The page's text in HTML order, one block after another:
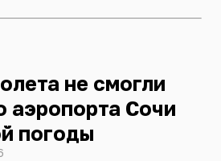
не смогли
аэропорта Сочи
погоды